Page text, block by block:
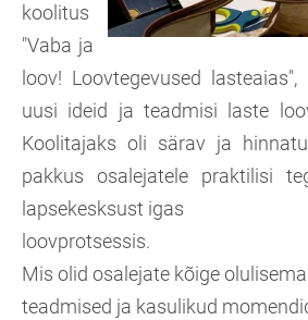
koolitus
"Vaba ja
loov! Loovtegevused
uusi ideid ja teadmisi laste
Koolitajaks oli särav ja
pakkus osalejatele praktilisi
lapsekesksust igas
loovprotsessis.
Mis olid osalejate kõige
teadmised ja kasulikud